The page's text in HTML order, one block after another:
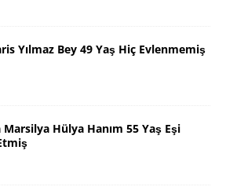
Yılmaz Bey 49 Yaş Hiç Evlenmemiş
Marsilya Hülya Hanım 55 Yaş Eşi